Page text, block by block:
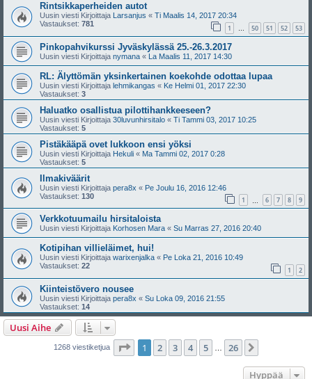
Rintsikkaperheiden autot
Uusin viesti Kirjoittaja Larsanjus « Ti Maalis 14, 2017 20:34
Vastaukset: 781 1 … 50 51 52 53
Pinkopahvikurssi Jyväskylässä 25.-26.3.2017
Uusin viesti Kirjoittaja nymana « La Maalis 11, 2017 14:30
RL: Älyttömän yksinkertainen koekohde odottaa lupaa
Uusin viesti Kirjoittaja lehmikangas « Ke Helmi 01, 2017 22:30
Vastaukset: 3
Haluatko osallistua pilottihankkeeseen?
Uusin viesti Kirjoittaja 30luvunhirsitalo « Ti Tammi 03, 2017 10:25
Vastaukset: 5
Pistäkääpä ovet lukkoon ensi yöksi
Uusin viesti Kirjoittaja Hekuli « Ma Tammi 02, 2017 0:28
Vastaukset: 5
Ilmakiväärit
Uusin viesti Kirjoittaja pera8x « Pe Joulu 16, 2016 12:46
Vastaukset: 130 1 6 7 8 9
Verkkotuumailu hirsitaloista
Uusin viesti Kirjoittaja Korhosen Mara « Su Marras 27, 2016 20:40
Kotipihan villieläimet, hui!
Uusin viesti Kirjoittaja warixenjalka « Pe Loka 21, 2016 10:49
Vastaukset: 22 1 2
Kiinteistövero nousee
Uusin viesti Kirjoittaja pera8x « Su Loka 09, 2016 21:55
Vastaukset: 14
Uusi Aihe
1268 viestiketjua Sivu /26
1 2 3 4 5 26
Hyppää